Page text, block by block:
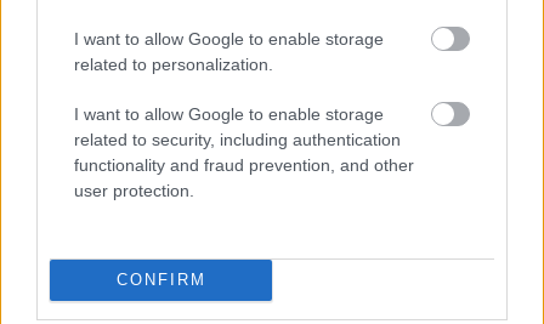
I want to allow Google to enable storage
related to personalization.
I want to allow Google to enable storage
related to security, including authentication
functionality and fraud prevention, and other
user protection.
CONFIRM
Kiasi kikubwa cha nyuzinyuzi, ambazo
husaidia usagaji chakula na kukufanya ushibe.
Ni nzuri sana katika saladi, vyakula vya
kukaanga, na kama sahani ya kando.
Kabichi nyekundu ni kifaa bora cha kudhibiti uzito